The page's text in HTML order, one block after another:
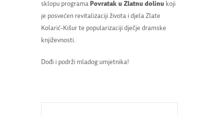
sklopu programaPovratak u Zlatnu dolinu koji
je posvećen revitalizaciji života i djela Zlate
Kolarić-Kišur te popularizaciji dječje dramske
književnosti.
Dođi i podrži mladog umjetnika!